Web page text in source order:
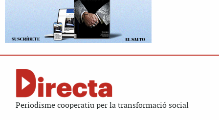
Periodisme cooperatiu per la transformació social